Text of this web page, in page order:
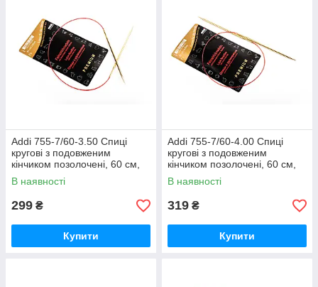
Addi 755-7/60-3.50 Спиці
кругові з подовженим
кінчиком позолочені, 60 см,
3.50 мм
В наявності
299 ₴
Купити
Addi 755-7/60-4.00 Спиці
кругові з подовженим
кінчиком позолочені, 60 см,
4.00 мм
В наявності
319 ₴
Купити